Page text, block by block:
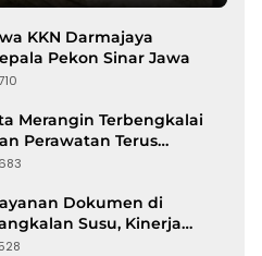
KKN Darmajaya
Pekon Sinar Jawa
Merangin Terbengkalai
Perawatan Terus
683
Dokumen di
Susu, Kinerja
Disorot
528